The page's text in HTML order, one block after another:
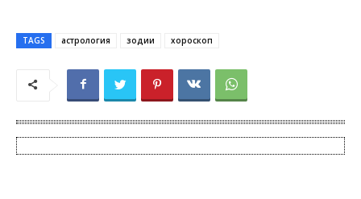
TAGS астрология зодии хороскоп